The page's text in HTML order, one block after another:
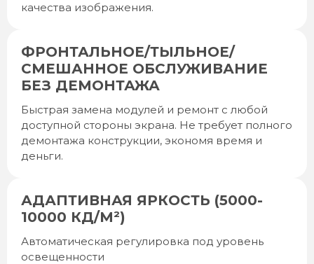
качества изображения.
ФРОНТАЛЬНОЕ/ТЫЛЬНОЕ/
СМЕШАННОЕ ОБСЛУЖИВАНИЕ
БЕЗ ДЕМОНТАЖА
Быстрая замена модулей и ремонт с любой
доступной стороны экрана. Не требует полного
демонтажа конструкции, экономя время и
деньги.
АДАПТИВНАЯ ЯРКОСТЬ (5000-
10000 КД/М²)
Автоматическая регулировка под уровень
освещенности